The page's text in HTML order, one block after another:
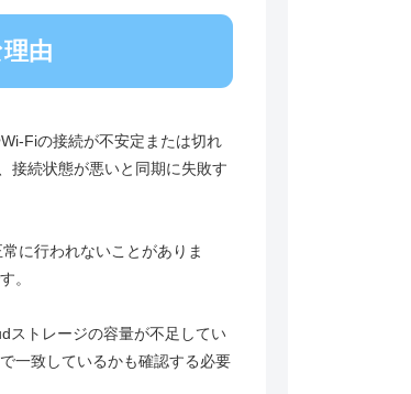
由
Fiの接続が不安定または切れ
接続状態が悪いと同期に失敗す
に行われないことがありま
。
ストレージの容量が不足してい
一致しているかも確認する必要